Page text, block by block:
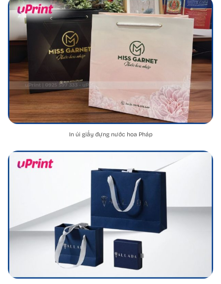
In úi giấy đựng nước hoa Pháp